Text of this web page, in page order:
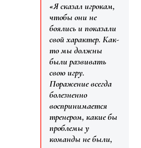
«Я сказал игрокам,
чтобы они не
боялись и показали
свой характер. Как-
то мы должны
были развивать
свою игру.
Поражение всегда
болезненно
воспринимается
тренером, какие бы
проблемы у
команды не были,